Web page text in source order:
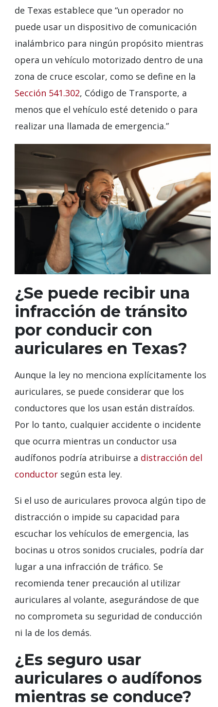
de Texas establece que “un operador no
puede usar un dispositivo de comunicación
inalámbrico para ningún propósito mientras
opera un vehículo motorizado dentro de una
zona de cruce escolar, como se define en la
Sección 541.302, Código de Transporte, a
menos que el vehículo esté detenido o para
realizar una llamada de emergencia.”
¿Se puede recibir una
infracción de tránsito
por conducir con
auriculares en Texas?
Aunque la ley no menciona explícitamente los
auriculares, se puede considerar que los
conductores que los usan están distraídos.
Por lo tanto, cualquier accidente o incidente
que ocurra mientras un conductor usa
audífonos podría atribuirse a distracción del
conductor según esta ley.
Si el uso de auriculares provoca algún tipo de
distracción o impide su capacidad para
escuchar los vehículos de emergencia, las
bocinas u otros sonidos cruciales, podría dar
lugar a una infracción de tráfico. Se
recomienda tener precaución al utilizar
auriculares al volante, asegurándose de que
no comprometa su seguridad de conducción
ni la de los demás.
¿Es seguro usar
auriculares o audífonos
mientras se conduce?